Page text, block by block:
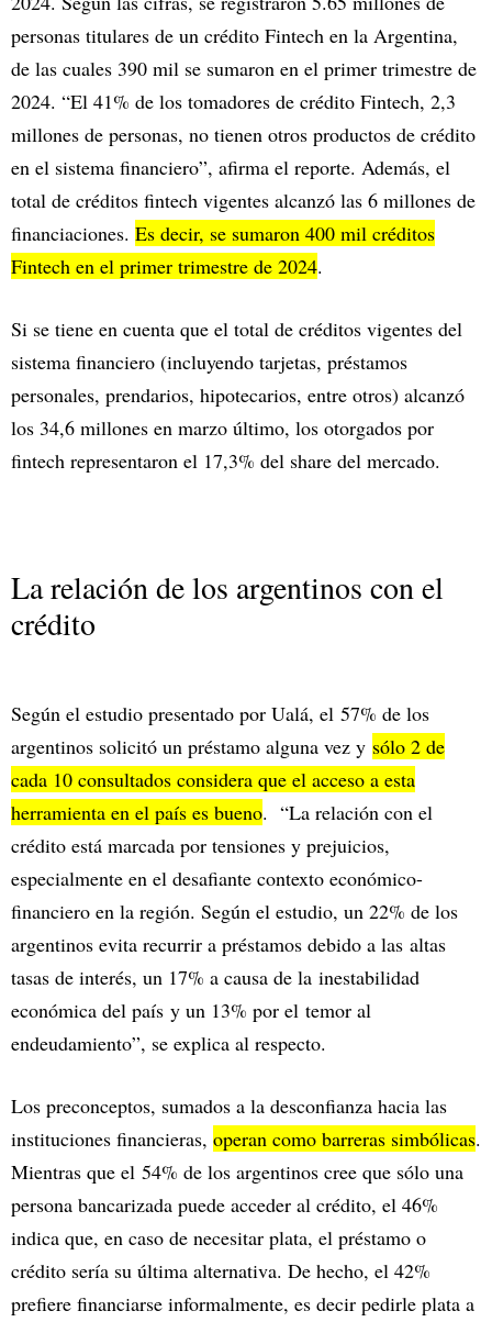
personas titulares de un crédito Fintech en la Argentina,
de las cuales 390 mil se sumaron en el primer trimestre de
2024. “El 41% de los tomadores de crédito Fintech, 2,3
millones de personas, no tienen otros productos de crédito
en el sistema financiero”, afirma el reporte. Además, el
total de créditos fintech vigentes alcanzó las 6 millones de
financiaciones. Es decir, se sumaron 400 mil créditos
Fintech en el primer trimestre de 2024.
Si se tiene en cuenta que el total de créditos vigentes del
sistema financiero (incluyendo tarjetas, préstamos
personales, prendarios, hipotecarios, entre otros) alcanzó
los 34,6 millones en marzo último, los otorgados por
fintech representaron el 17,3% del share del mercado.
La relación de los argentinos con el
crédito
Según el estudio presentado por Ualá, el 57% de los
argentinos solicitó un préstamo alguna vez y sólo 2 de
cada 10 consultados considera que el acceso a esta
herramienta en el país es bueno. “La relación con el
crédito está marcada por tensiones y prejuicios,
especialmente en el desafiante contexto económico-
financiero en la región. Según el estudio, un 22% de los
argentinos evita recurrir a préstamos debido a las altas
tasas de interés, un 17% a causa de la inestabilidad
económica del país y un 13% por el temor al
endeudamiento”, se explica al respecto.
Los preconceptos, sumados a la desconfianza hacia las
instituciones financieras, operan como barreras simbólicas.
Mientras que el 54% de los argentinos cree que sólo una
persona bancarizada puede acceder al crédito, el 46%
indica que, en caso de necesitar plata, el préstamo o
crédito sería su última alternativa. De hecho, el 42%
prefiere financiarse informalmente, es decir pedirle plata a